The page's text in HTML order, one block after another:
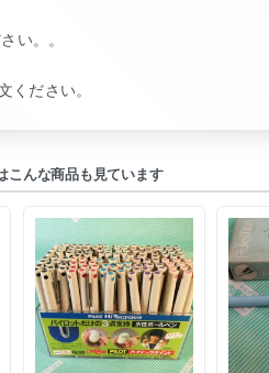
い。。
ください。
こんな商品も見ています